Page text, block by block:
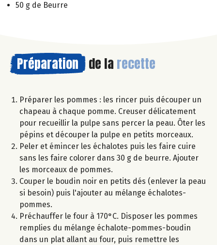
50 g de Beurre
Préparation de la recette
Préparer les pommes : les rincer puis découper un
chapeau à chaque pomme. Creuser délicatement
pour recueillir la pulpe sans percer la peau. Ôter les
pépins et découper la pulpe en petits morceaux.
Peler et émincer les échalotes puis les faire cuire
sans les faire colorer dans 30 g de beurre. Ajouter
les morceaux de pommes.
Couper le boudin noir en petits dés (enlever la peau
si besoin) puis l'ajouter au mélange échalotes-
pommes.
Préchauffer le four à 170°C. Disposer les pommes
remplies du mélange échalote-pommes-boudin
dans un plat allant au four, puis remettre les